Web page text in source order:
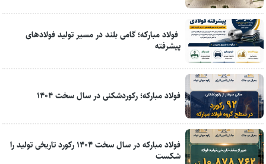
فولاد مبارکه؛ گامی بلند در مسیر تولید فولادهای
پیشرفته
فولاد مبارکه؛ رکوردشکنی در سال سخت ۱۴۰۴
فولاد مبارکه در سال سخت ۱۴۰۴ رکورد تاریخی تولید را
شکست